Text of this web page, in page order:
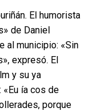
El humorista
de Daniel
al municipio: «Sin
expresó. El
y su ya
ía cos de
porque